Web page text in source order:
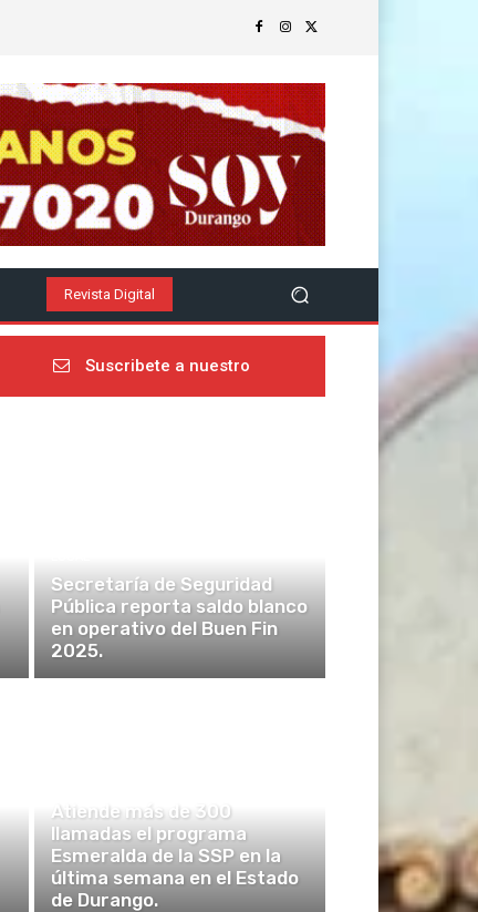
Revista Digital
Suscribete a nuestro
Secretaría de Seguridad
Pública reporta saldo blanco
en operativo del Buen Fin
2025.
Atiende más de 300
llamadas el programa
Esmeralda de la SSP en la
última semana en el Estado
de Durango.